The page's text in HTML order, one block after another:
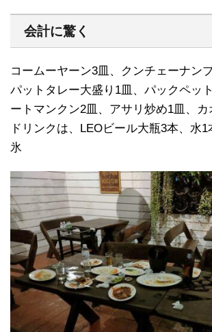
会計に驚く
コームーヤーン3皿、クンチェーナン
パットタレー大盛り1皿、パックペッ
ートマンクン2皿、アサリ炒め1皿、
ドリンクは、LEOビール大瓶3本、水1
氷